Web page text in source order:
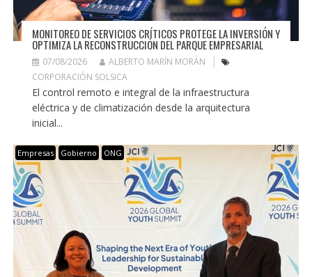
MONITOREO DE SERVICIOS CRÍTICOS PROTEGE LA INVERSIÓN Y
OPTIMIZA LA RECONSTRUCCIÓN DEL PARQUE EMPRESARIAL
07/08/2026
ALBERTO MARÍN MORÁN
CORPORACIÓN SOLSICA
El control remoto e integral de la infraestructura
eléctrica y de climatización desde la arquitectura
inicial...
Empresas Gobierno ONG